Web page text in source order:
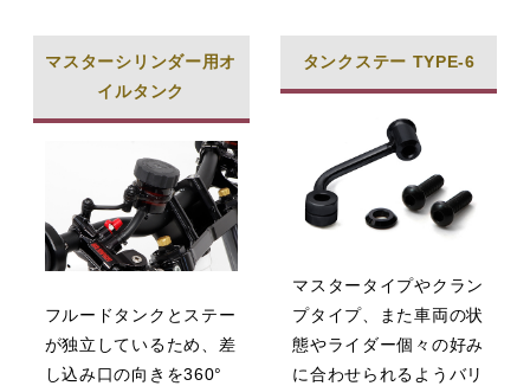
マスターシリンダー用オ
イルタンク
フルードタンクとステー
が独立しているため、差
し込み口の向きを360°
タンクステー TYPE-6
マスタータイプやクラン
プタイプ、また車両の状
態やライダー個々の好み
に合わせられるようバリ